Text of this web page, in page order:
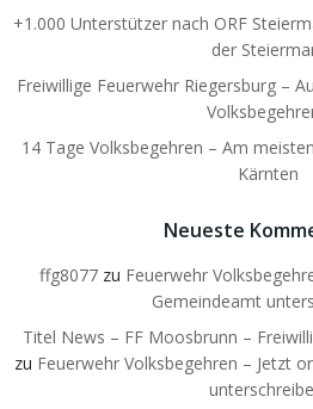
+1.000 Unterstützer nach ORF
der
Freiwillige Feuerwehr Riegersburg –
14 Tage Volksbegehren – Am
Kärnten
Neueste
ffg8077 zu Feuerwehr
Gemeindeamt
Titel News – FF Moosbrunn –
zu Feuerwehr Volksbegehren – Jetzt